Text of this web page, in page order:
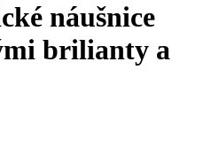
náušnice
brilianty a